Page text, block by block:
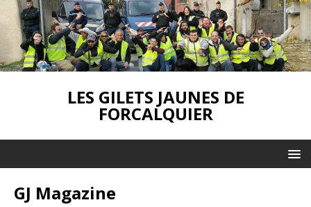
LES GILETS JAUNES DE
FORCALQUIER
GJ Magazine